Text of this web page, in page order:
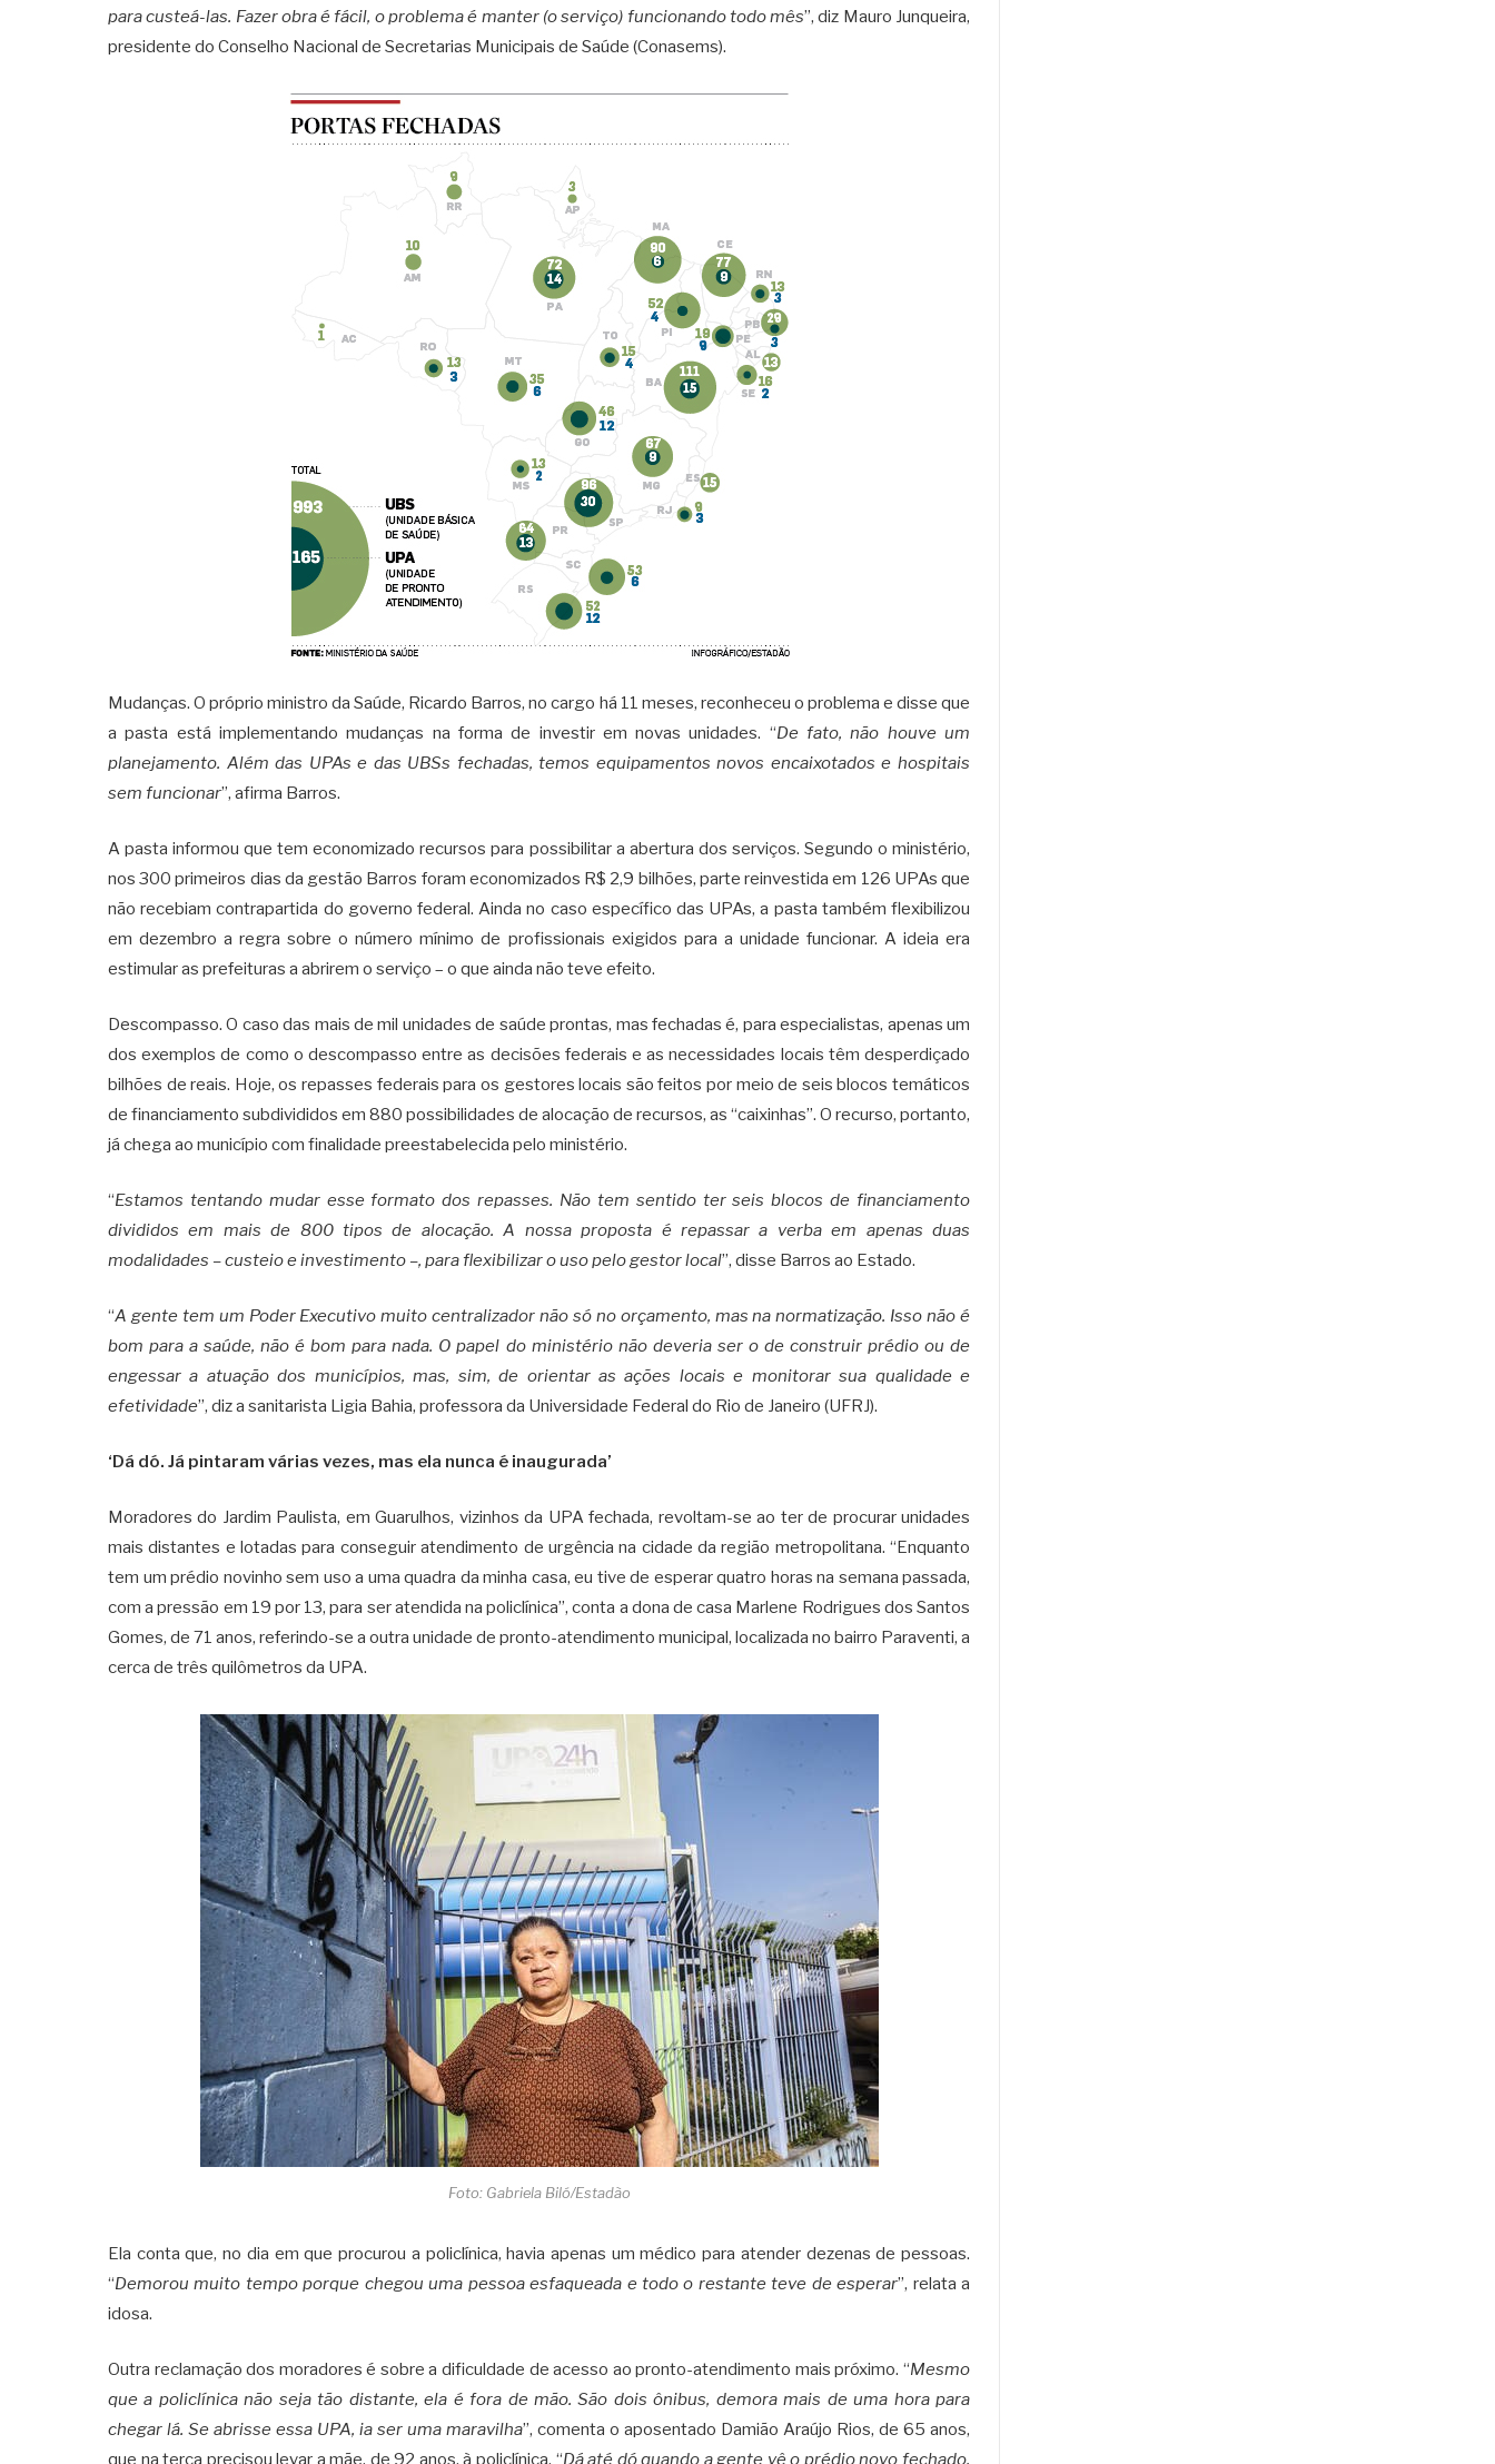
para custeá-las. Fazer obra é fácil, o problema é manter (o serviço) funcionando todo mês”, diz Mauro Junqueira,
presidente do Conselho Nacional de Secretarias Municipais de Saúde (Conasems).
Mudanças. O próprio ministro da Saúde, Ricardo Barros, no cargo há 11 meses, reconheceu o problema e disse que
a pasta está implementando mudanças na forma de investir em novas unidades. “De fato, não houve um
planejamento. Além das UPAs e das UBSs fechadas, temos equipamentos novos encaixotados e hospitais
sem funcionar”, afirma Barros.
A pasta informou que tem economizado recursos para possibilitar a abertura dos serviços. Segundo o ministério,
nos 300 primeiros dias da gestão Barros foram economizados R$ 2,9 bilhões, parte reinvestida em 126 UPAs que
não recebiam contrapartida do governo federal. Ainda no caso específico das UPAs, a pasta também flexibilizou
em dezembro a regra sobre o número mínimo de profissionais exigidos para a unidade funcionar. A ideia era
estimular as prefeituras a abrirem o serviço – o que ainda não teve efeito.
Descompasso. O caso das mais de mil unidades de saúde prontas, mas fechadas é, para especialistas, apenas um
dos exemplos de como o descompasso entre as decisões federais e as necessidades locais têm desperdiçado
bilhões de reais. Hoje, os repasses federais para os gestores locais são feitos por meio de seis blocos temáticos
de financiamento subdivididos em 880 possibilidades de alocação de recursos, as “caixinhas”. O recurso, portanto,
já chega ao município com finalidade preestabelecida pelo ministério.
“Estamos tentando mudar esse formato dos repasses. Não tem sentido ter seis blocos de financiamento
divididos em mais de 800 tipos de alocação. A nossa proposta é repassar a verba em apenas duas
modalidades – custeio e investimento –, para flexibilizar o uso pelo gestor local”, disse Barros ao Estado.
“A gente tem um Poder Executivo muito centralizador não só no orçamento, mas na normatização. Isso não é
bom para a saúde, não é bom para nada. O papel do ministério não deveria ser o de construir prédio ou de
engessar a atuação dos municípios, mas, sim, de orientar as ações locais e monitorar sua qualidade e
efetividade”, diz a sanitarista Ligia Bahia, professora da Universidade Federal do Rio de Janeiro (UFRJ).
‘Dá dó. Já pintaram várias vezes, mas ela nunca é inaugurada’
Moradores do Jardim Paulista, em Guarulhos, vizinhos da UPA fechada, revoltam-se ao ter de procurar unidades
mais distantes e lotadas para conseguir atendimento de urgência na cidade da região metropolitana. “Enquanto
tem um prédio novinho sem uso a uma quadra da minha casa, eu tive de esperar quatro horas na semana passada,
com a pressão em 19 por 13, para ser atendida na policlínica”, conta a dona de casa Marlene Rodrigues dos Santos
Gomes, de 71 anos, referindo-se a outra unidade de pronto-atendimento municipal, localizada no bairro Paraventi, a
cerca de três quilômetros da UPA.
Foto: Gabriela Biló/Estadão
Ela conta que, no dia em que procurou a policlínica, havia apenas um médico para atender dezenas de pessoas.
“Demorou muito tempo porque chegou uma pessoa esfaqueada e todo o restante teve de esperar”, relata a
idosa.
Outra reclamação dos moradores é sobre a dificuldade de acesso ao pronto-atendimento mais próximo. “Mesmo
que a policlínica não seja tão distante, ela é fora de mão. São dois ônibus, demora mais de uma hora para
chegar lá. Se abrisse essa UPA, ia ser uma maravilha”, comenta o aposentado Damião Araújo Rios, de 65 anos,
que na terça precisou levar a mãe, de 92 anos, à policlínica. “Dá até dó quando a gente vê o prédio novo fechado.